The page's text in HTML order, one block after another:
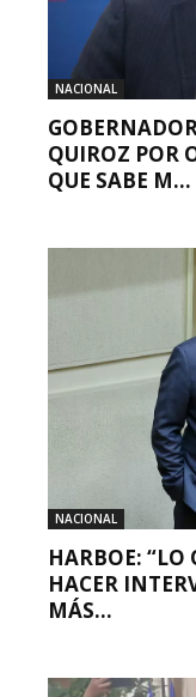
NACIONAL
QUIROZ POR
QUE SABE M...
NACIONAL
HARBOE: “LO
HACER
MÁS...